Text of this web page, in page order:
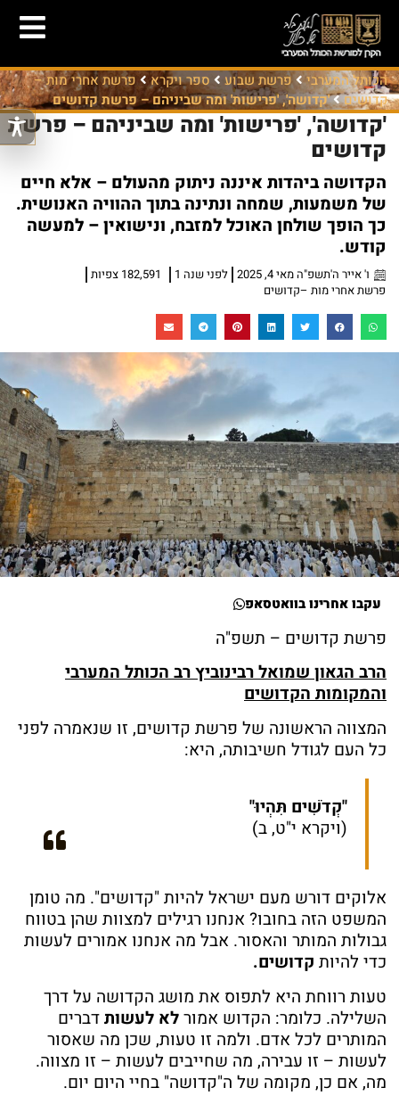
הכותל המערבי פרשת שבוע ספר ויקרא
פרשת אחרי מות –
קדושים
'קדושה', 'פרישות' ומה שביניהם – פרשת קדושים
'קדושה', 'פרישות' ומה שביניהם – פרשת
קדושים
הקדושה ביהדות איננה ניתוק מהעולם – אלא חיים
של משמעות, שמחה ונתינה בתוך ההוויה האנושית.
כך הופך שולחן האוכל למזבח, ונישואין – למעשה
קודש.
ו' אייר ה'תשפ"ה מאי 4, 2025 לפני שנה 1
182,591 צפיות
פרשת אחרי מות –קדושים
עקבו אחרינו בוואטסאפ
פרשת קדושים – תשפ"ה
הרב הגאון שמואל רבינוביץ רב הכותל המערבי
והמקומות הקדושים
המצווה הראשונה של פרשת קדושים, זו שנאמרה לפני
כל העם לגודל חשיבותה, היא:
"קְדֹשִׁים תִּהְיוּ"
(ויקרא י"ט, ב)
אלוקים דורש מעם ישראל להיות "קדושים". מה טומן
המשפט הזה בחובו? אנחנו רגילים למצוות שהן בטווח
גבולות המותר והאסור. אבל מה אנחנו אמורים לעשות
כדי להיות קדושים.
טעות רווחת היא לתפוס את מושג הקדושה על דרך
השלילה. כלומר: הקדוש אמורלא לעשותדברים
המותרים לכל אדם. ולמה זו טעות, שכן מה שאסור
לעשות – זו עבירה, מה שחייבים לעשות – זו מצווה.
מה, אם כן, מקומה של ה"קדושה" בחיי היום יום.